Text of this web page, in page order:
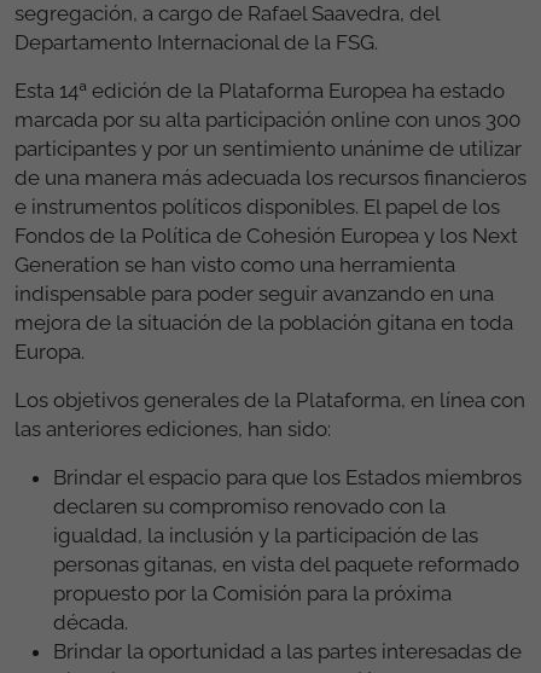
segregación, a cargo de Rafael Saavedra, del
Departamento Internacional de la FSG.
Esta 14ª edición de la Plataforma Europea ha estado
marcada por su alta participación online con unos 300
participantes y por un sentimiento unánime de utilizar
de una manera más adecuada los recursos financieros
e instrumentos políticos disponibles. El papel de los
Fondos de la Política de Cohesión Europea y los Next
Generation se han visto como una herramienta
indispensable para poder seguir avanzando en una
mejora de la situación de la población gitana en toda
Europa.
Los objetivos generales de la Plataforma, en línea con
las anteriores ediciones, han sido:
Brindar el espacio para que los Estados miembros
declaren su compromiso renovado con la
igualdad, la inclusión y la participación de las
personas gitanas, en vista del paquete reformado
propuesto por la Comisión para la próxima
década.
Brindar la oportunidad a las partes interesadas de